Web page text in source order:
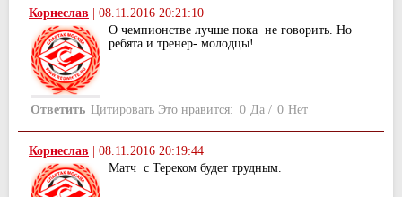
Корнеслав
08.11.2016 20:21:10
О чемпионстве лучше пока не говорить. Но
ребята и тренер- молодцы!
Ответить Цитировать Это нравится: 0 Да / 0 Нет
Корнеслав
08.11.2016 20:19:44
Матч с Тереком будет трудным.